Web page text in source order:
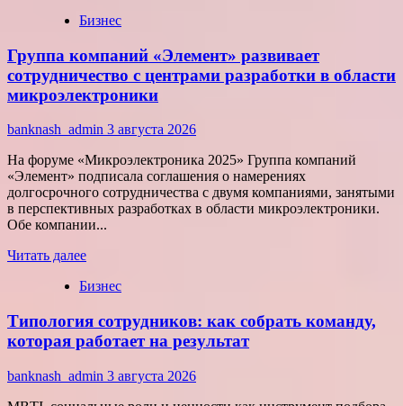
о
цифровые
активы
меняют
подход
онлайн-
Бизнес
Группа компаний «Элемент» развивает
сотрудничество с центрами разработки в области
микроэлектроники
banknash_admin 3 августа 2026
На форуме «Микроэлектроника 2025» Группа компаний
«Элемент» подписала соглашения о намерениях
долгосрочного сотрудничества с двумя компаниями, занятыми
в перспективных разработках в области микроэлектроники.
Обе компании...
Читать далееПрочитать
о
компаний
«Элемент»
развивает
сотрудничество
с
Бизнес
Типология сотрудников: как собрать команду,
которая работает на результат
banknash_admin 3 августа 2026